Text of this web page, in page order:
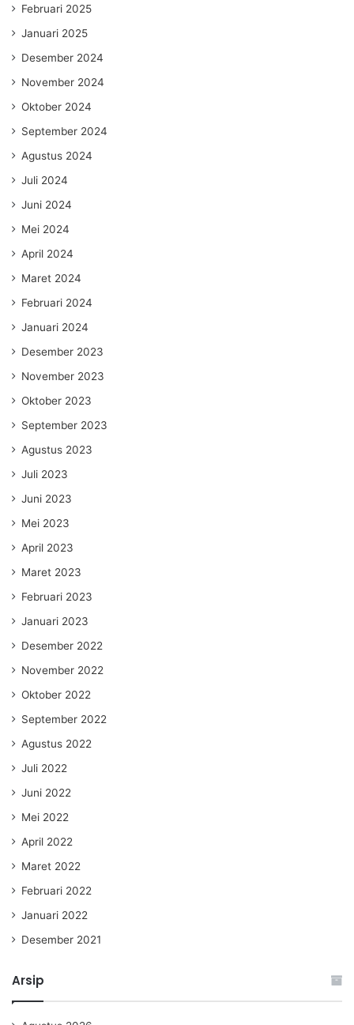
Februari 2025
Januari 2025
Desember 2024
November 2024
Oktober 2024
September 2024
Agustus 2024
Juli 2024
Juni 2024
Mei 2024
April 2024
Maret 2024
Februari 2024
Januari 2024
Desember 2023
November 2023
Oktober 2023
September 2023
Agustus 2023
Juli 2023
Juni 2023
Mei 2023
April 2023
Maret 2023
Februari 2023
Januari 2023
Desember 2022
November 2022
Oktober 2022
September 2022
Agustus 2022
Juli 2022
Juni 2022
Mei 2022
April 2022
Maret 2022
Februari 2022
Januari 2022
Desember 2021
Arsip